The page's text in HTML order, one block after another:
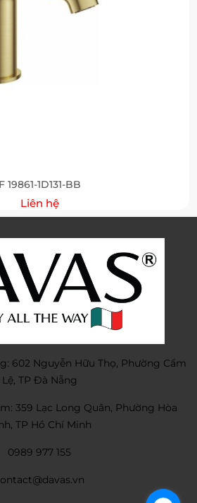
F 19861-1D131-BB
Liên hệ
602 Nguyễn Hữu Thọ, Phường Cẩm
Lệ, TP Đà Nẵng
359 Lạc Long Quân, Phường Hòa
TP Hồ Chí Minh
0989 977 155